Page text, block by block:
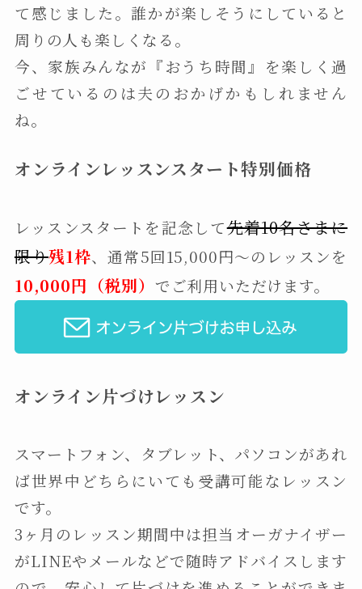
て感じました。誰かが楽しそうにしていると
周りの人も楽しくなる。
今、家族みんなが『おうち時間』を楽しく過
ごせているのは夫のおかげかもしれません
ね。
オンラインレッスンスタート特別価格
レッスンスタートを記念して先着10名さまに
限り残1枠、通常5回15,000円〜のレッスンを
10,000円（税別） でご利用いただけます。
オンライン片づけレッスン
スマートフォン、タブレット、パソコンがあれ
ば世界中どちらにいても受講可能なレッスン
です。
3ヶ月のレッスン期間中は担当オーガナイザー
がLINEやメールなどで随時アドバイスします